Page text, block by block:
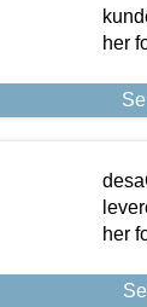
her
her